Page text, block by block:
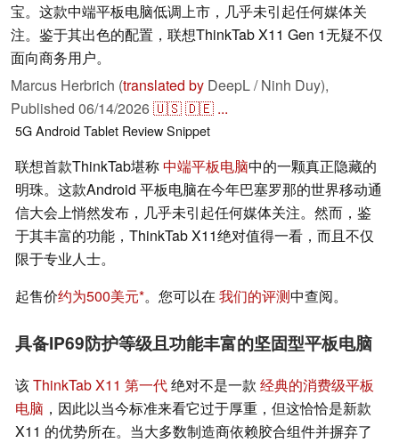
宝。这款中端平板电脑低调上市，几乎未引起任何媒体关
注。鉴于其出色的配置，联想ThinkTab X11 Gen 1无疑不仅
面向商务用户。
Marcus Herbrich (translated by DeepL / Ninh Duy),
Published 06/14/2026🇺🇸🇩🇪 ...
5GAndroidTablet Review Snippet
联想首款ThinkTab堪称中端平板电脑中的一颗真正隐藏的
明珠。这款Android 平板电脑在今年巴塞罗那的世界移动通
信大会上悄然发布，几乎未引起任何媒体关注。然而，鉴
于其丰富的功能，ThinkTab X11绝对值得一看，而且不仅
限于专业人士。
起售价约为500美元 。您可以在 我们的评测中查阅。
具备IP69防护等级且功能丰富的坚固型平板电脑
该ThinkTab X11 第一代绝对不是一款 经典的消费级平板
电脑 ，因此以当今标准来看它过于厚重，但这恰恰是新款
X11 的优势所在。当大多数制造商依赖胶合组件并摒弃了